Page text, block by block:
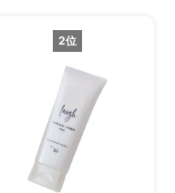
2位